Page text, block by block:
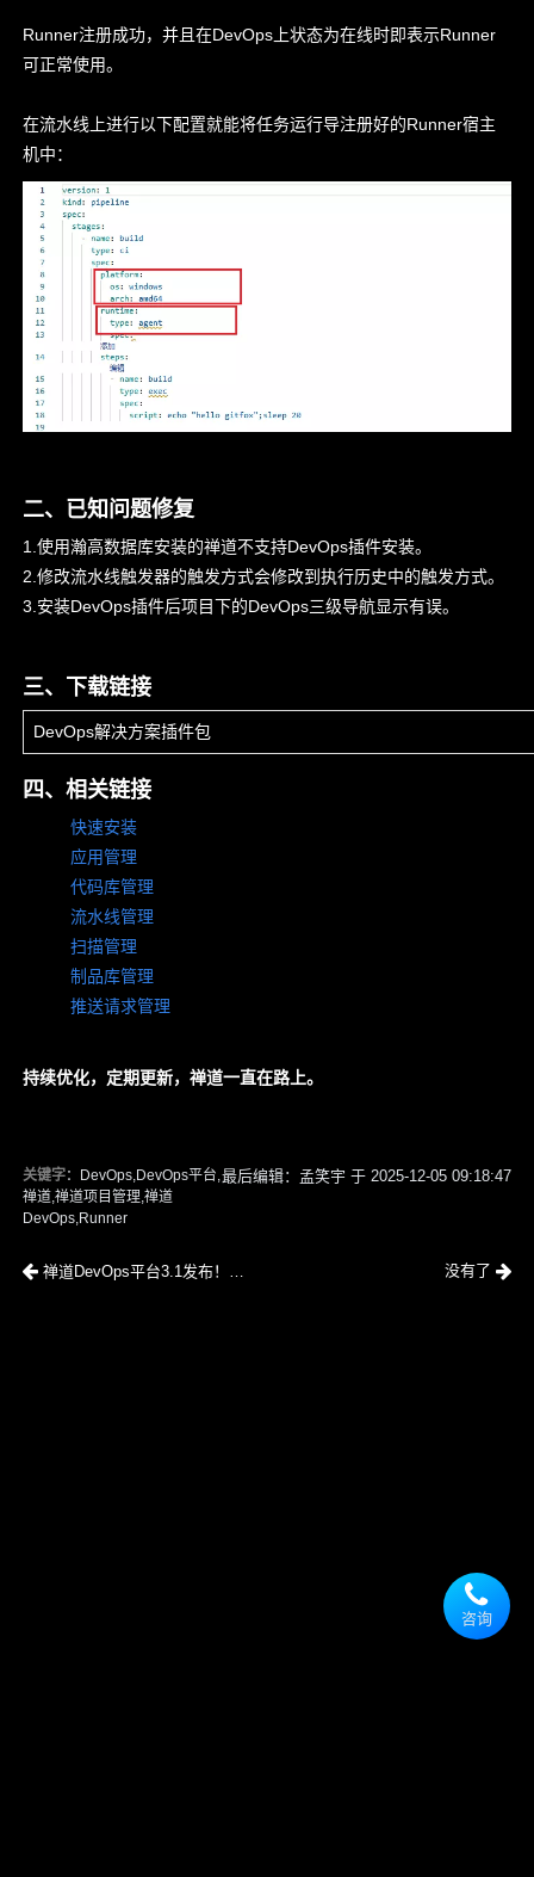
咨询
Runner注册成功，并且在DevOps上状态为在线时即表示Runner
可正常使用。
在流水线上进行以下配置就能将任务运行导注册好的Runner宿主
机中：
二、已知问题修复
1.使用瀚高数据库安装的禅道不支持DevOps插件安装。
2.修改流水线触发器的触发方式会修改到执行历史中的触发方式。
3.安装DevOps插件后项目下的DevOps三级导航显示有误。
三、下载链接
DevOps解决方案插件包
四、相关链接
快速安装
应用管理
代码库管理
流水线管理
扫描管理
制品库管理
推送请求管理
持续优化，定期更新，禅道一直在路上。
最后编辑：孟笑宇 于 2025-12-05 09:18:47
关键字：DevOps,DevOps平台,
禅道,禅道项目管理,禅道
DevOps,Runner
没有了